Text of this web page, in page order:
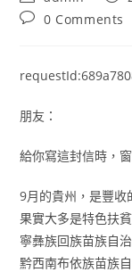
author:
Post0 Comments
朋友：
給你寫這封信時，
9月的貴州，是豐收
果實大多是特色扶
寧彝族回族苗族自
黔西南布依族苗族